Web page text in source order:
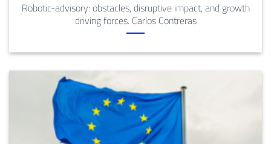
Robotic-advisory: obstacles, disruptive impact, and growth
driving forces. Carlos Contreras